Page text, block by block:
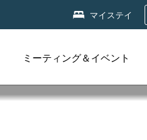
マイステイ
ミーティング＆イベント